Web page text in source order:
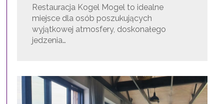
Restauracja Kogel Mogel to idealne
miejsce dla osób poszukujących
wyjątkowej atmosfery, doskonałego
jedzenia…